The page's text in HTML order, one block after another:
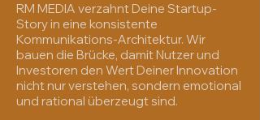
RM MEDIA verzahnt Deine Startup-
Story in eine konsistente
Kommunikations-Architektur. Wir
bauen die Brücke, damit Nutzer und
Investoren den Wert Deiner Innovation
nicht nur verstehen, sondern emotional
und rational überzeugt sind.